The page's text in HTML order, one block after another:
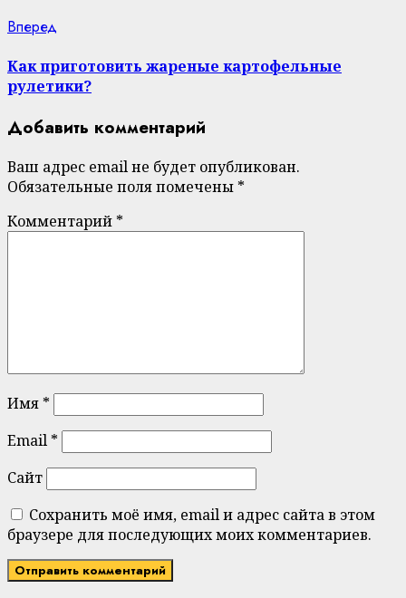
Вперед
Как приготовить жареные картофельные
рулетики?
Добавить комментарий
Ваш адрес email не будет опубликован.
Обязательные поля помечены *
Комментарий *
Имя *
Email *
Сайт
Сохранить моё имя, email и адрес сайта в этом
браузере для последующих моих комментариев.